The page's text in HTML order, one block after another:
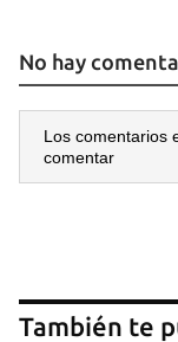
No hay
Los comentarios
comentar
También te